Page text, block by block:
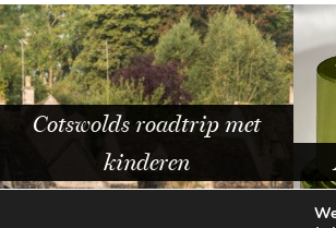
Mijn review van het …